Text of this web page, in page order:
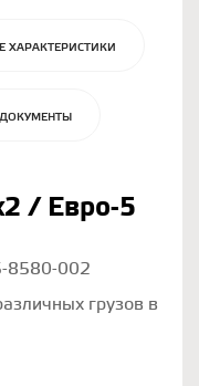
ХАРАКТЕРИСТИКИ
ДОКУМЕНТЫ
/ Евро-5
8580-002
грузов в